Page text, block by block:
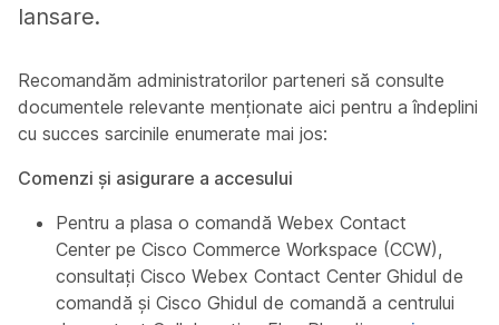
lansare.
Recomandăm administratorilor parteneri să consulte
documentele relevante menționate aici pentru a îndeplini
cu succes sarcinile enumerate mai jos:
Comenzi și asigurare a accesului
Pentru a plasa o comandă Webex Contact
Center pe Cisco Commerce Workspace (CCW),
consultați Cisco Webex Contact Center Ghidul de
comandă și Cisco Ghidul de comandă a centrului